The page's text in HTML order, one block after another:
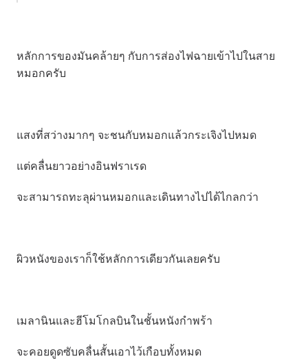
หลักการของมันคล้ายๆ กับการส่องไฟฉายเข้าไปในสาย
หมอกครับ
แสงที่สว่างมากๆ จะชนกับหมอกแล้วกระเจิงไปหมด
แต่คลื่นยาวอย่างอินฟราเรด
จะสามารถทะลุผ่านหมอกและเดินทางไปได้ไกลกว่า
ผิวหนังของเราก็ใช้หลักการเดียวกันเลยครับ
เมลานินและฮีโมโกลบินในชั้นหนังกำพร้า
จะคอยดูดซับคลื่นสั้นเอาไว้เกือบทั้งหมด